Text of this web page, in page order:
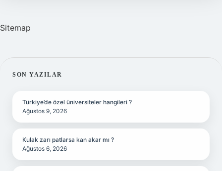
Sitemap
SIDEBAR
SON YAZILAR
Türkiye’de özel üniversiteler hangileri ?
Ağustos 9, 2026
Kulak zarı patlarsa kan akar mı ?
Ağustos 6, 2026